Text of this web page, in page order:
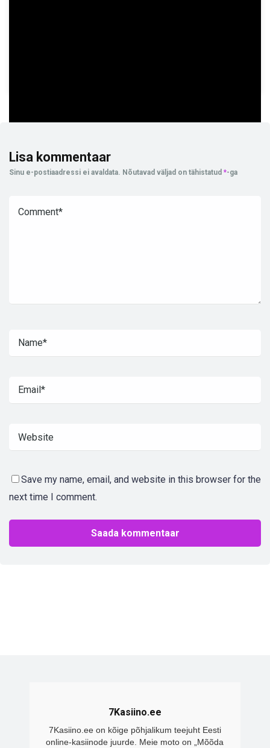
Lisa kommentaar
Sinu e-postiaadressi ei avaldata. Nõutavad väljad on tähistatud *-ga
Save my name, email, and website in this browser for the
next time I comment.
7Kasiino.ee
7Kasiino.ee on kõige põhjalikum teejuht Eesti
online-kasiinode juurde. Meie moto on „Mõõda